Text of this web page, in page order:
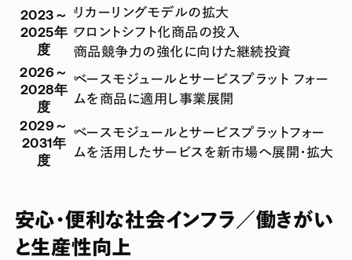
2023～
2025年
度
リカーリングモデルの拡大
フロントシフト化商品の投入
商品競争力の強化に向けた継続投資
2026～
2028年
度
ベースモジュールとサービスプラット フォー
ムを商品に適用し事業展開
2029～
2031年
度
ベースモジュールとサービスプラットフォー
ムを活用したサービスを新市場へ展開・拡大
安心・便利な社会インフラ／働きがい
と生産性向上